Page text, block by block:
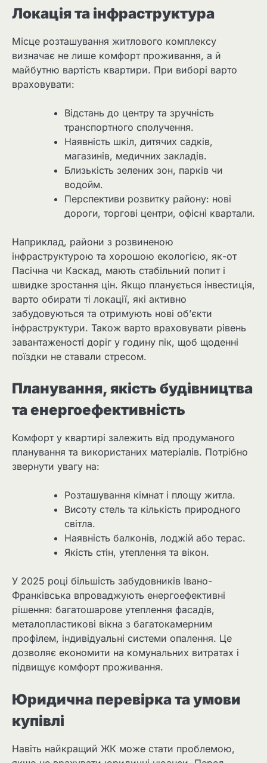
Локація та інфраструктура
Місце розташування житлового комплексу
визначає не лише комфорт проживання, а й
майбутню вартість квартири. При виборі варто
враховувати:
Відстань до центру та зручність
транспортного сполучення.
Наявність шкіл, дитячих садків,
магазинів, медичних закладів.
Близькість зелених зон, парків чи
водойм.
Перспективи розвитку району: нові
дороги, торгові центри, офісні квартали.
Наприклад, райони з розвиненою
інфраструктурою та хорошою екологією, як-от
Пасічна чи Каскад, мають стабільний попит і
швидке зростання цін. Якщо планується інвестиція,
варто обирати ті локації, які активно
забудовуються та отримують нові об’єкти
інфраструктури. Також варто враховувати рівень
завантаженості доріг у годину пік, щоб щоденні
поїздки не ставали стресом.
Планування, якість будівництва
та енергоефективність
Комфорт у квартирі залежить від продуманого
планування та використаних матеріалів. Потрібно
звернути увагу на:
Розташування кімнат і площу житла.
Висоту стель та кількість природного
світла.
Наявність балконів, лоджій або терас.
Якість стін, утеплення та вікон.
У 2025 році більшість забудовників Івано-
Франківська впроваджують енергоефективні
рішення: багатошарове утеплення фасадів,
металопластикові вікна з багатокамерним
профілем, індивідуальні системи опалення. Це
дозволяє економити на комунальних витратах і
підвищує комфорт проживання.
Юридична перевірка та умови
купівлі
Навіть найкращий ЖК може стати проблемою,